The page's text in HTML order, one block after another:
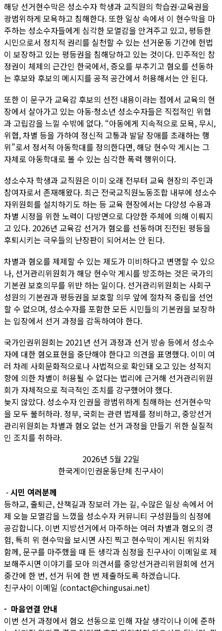
해당 선거현수막은 성소수자 학생과 교직원의 학습권·교육권을
광범위하게 모욕하고 침해한다. 또한 일상 속에서 이 현수막을 마
주하는 성소수자들에게 심각한 모멸감을 안겨주고 있고, 평등한
시민으로서 정치적 권리를 실천할 수 있는 선거운동 기간에 헌법
이 보장하고 있는 평등권을 침해당하고 있는 것이다. 민주적인 참
정권이 체제의 근간인 한국에서, 증오를 부추기고 혐오를 선동하
는 후보와 후보의 메시지를 공적 공간에서 허용해서는 안 된다.
또한 이 문구가 교육감 후보의 선전 내용이라는 점에서 교육의 현
장에서 살아가고 있는 아동·청소년 성소수자들은 직접적인 위협
과 고립감을 느낄 수밖에 없다. “아동에게 지속적으로 모욕, 무시,
위협, 차별 등을 가하여 정신적 고통과 발달 장애를 초래하는 행
위”로서 정서적 아동학대를 정의한다면, 해당 현수막 게시는 그
자체로 아동학대로 볼 수 있는 심각한 폭력 행위이다.
성소수자 학생과 교직원은 이미 오래 전부터 교육 현장의 주인과
참여자로서 존재해왔다. 최근 전국교직원노동조합 내부에 성소수
자위원회를 설치하기도 하는 등 교육 현장에서는 다양성 수용과
차별 시정을 위한 노력이 다방면으로 다양한 주체에 의해 이뤄지
고 있다. 2026년 교육감 선거가 혐오를 선동하며 진전된 평등을
후퇴시키는 극우들의 난장판이 되어서는 안 된다.
차별과 혐오를 제제할 수 있는 제도가 미비하다고 변명할 수 있으
나, 선거관리위원회가 해당 현수막 게시를 방조하는 것은 국가의
기본권 보호의무를 위반 하는 일이다. 선거관리위원회는 사회구
성원의 기본권과 평등권을 보호할 의무 앞에 절차적 중립을 선언
할 수 없으며, 성소수자를 포함한 모든 시민들의 기본권을 보장하
는 입장에서 선거 과정을 감독하여야 한다.
국가인권위원회는 2021년 선거 과정과 선거 방송 등에서 성소수
자에 대한 혐오표현을 중단해야 한다고 의견을 표명했다. 이미 여
러 차례 사회문화적으로나 사법적으로 확인돼 오고 있는 성적지
향에 의한 차별이 허용될 수 없다는 법리에 근거해 선거관리위원
회가 자체적으로 적극적인 조치를 강구했어야 했다.
늦지 않았다. 성소수자 인권을 광범위하게 침해하는 선거현수막
을 모두 불허하라. 정부, 국회는 관련 법제를 정비하고, 중앙선거
관리위원회는 차별과 혐오 없는 선거 과정을 만들기 위한 실질적
인 조치를 취하라.
2026년 5월 22일
한국게이인권운동단체 친구사이
- 시민 여러분께
등하교, 출퇴근, 산책길과 장보러 가는 길, 수많은 일상 속에서 어
제 오늘 모멸감을 느꼈을 성소수자 커뮤니티 구성원들의 심정에
공감합니다. 이번 지방선거에서 마주하는 여러 차별과 혐오의 경
험, 특히 위 현수막을 보시면 사진 찍고 현수막이 게시된 위치와
함께, 문구를 마주했을 때 든 생각과 심정을 친구사이 이메일로 제
보해주시면 이야기를 모아 의견서를 중앙선거관리위원회에 선거
중간에 한 번, 선거 뒤에 한 번 제출하도록 하겠습니다.
친구사이 이메일 (contact@chingusai.net)
- 마음연결 안내
이번 선거 과정에서 혐오 선동으로 인해 자살 생각이나 이에 준하